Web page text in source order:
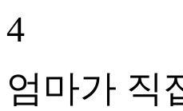
4
엄마가 직